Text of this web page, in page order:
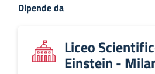
Dipende da
Liceo
Einstein -